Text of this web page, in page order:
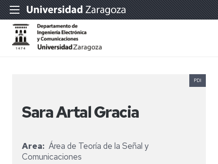
Sara Artal Gracia
PDI
Area
Área de Teoría de la Señal y
Comunicaciones